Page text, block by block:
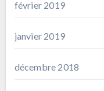
février 2019
janvier 2019
décembre 2018